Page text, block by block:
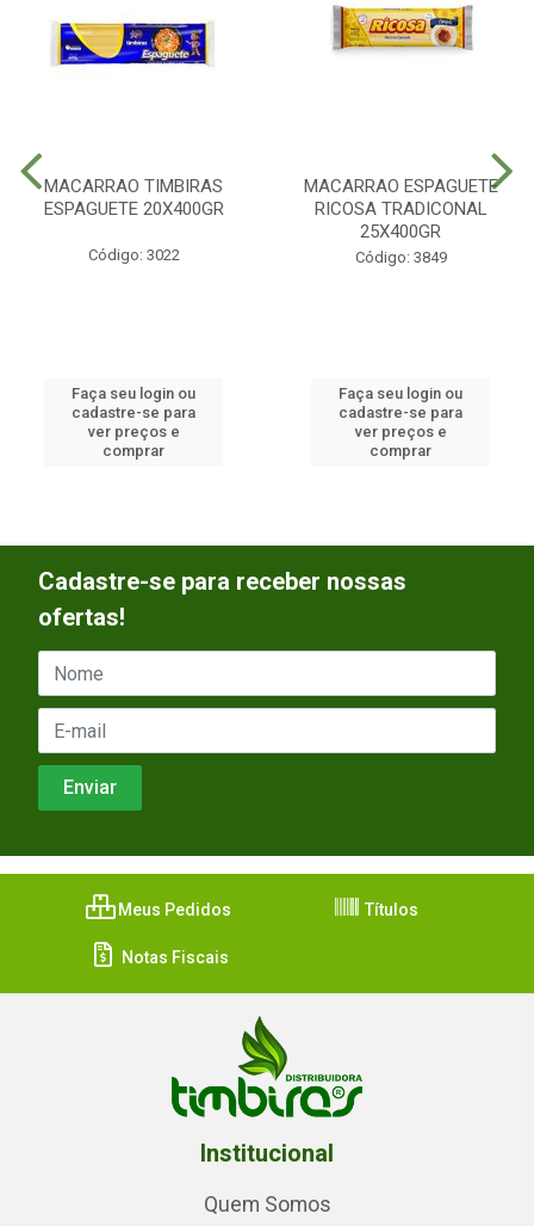
MACARRAO TIMBIRAS
ESPAGUETE 20X400GR
Código: 3022
Faça seu login ou
cadastre-se para
ver preços e
comprar
MACARRAO ESPAGUETE
RICOSA TRADICONAL
25X400GR
Código: 3849
Faça seu login ou
cadastre-se para
ver preços e
comprar
Cadastre-se para receber nossas
ofertas!
Meus Pedidos Títulos
Notas Fiscais
Institucional
Quem Somos